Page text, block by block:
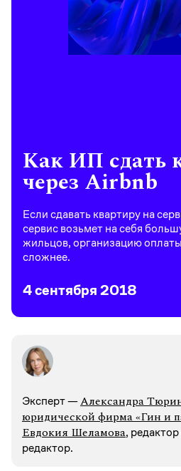
Как ИП сдать
через Airbnb
Если сдавать квартиру на
сервис возьмет на себя
жильцов, организацию
сложнее.
4 сентября 2018
Эксперт —Александра
юридической фирма «Гин и
Евдокия Шеламова, редактор
редактор.